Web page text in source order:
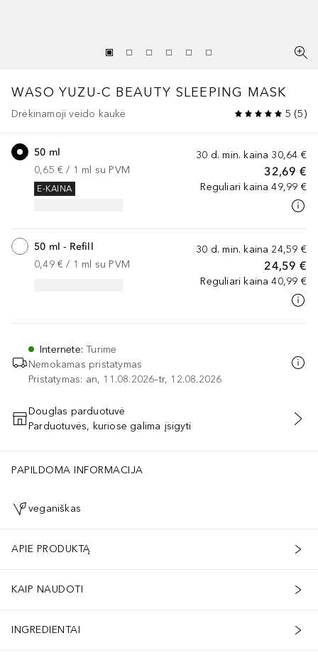
WASO YUZU-C BEAUTY SLEEPING MASK
Drėkinamoji veido kaukė 5 (5)
30 d. min. kaina 30,64 €
32,69 €
Reguliari kaina 49,99 €
50 ml
0,65 € / 1 ml su PVM
E-KAINA
30 d. min. kaina 24,59 €
24,59 €
Reguliari kaina 40,99 €
50 ml - Refill
0,49 € / 1 ml su PVM
Internete:Turime
Nemokamas pristatymas
Pristatymas: an, 11.08.2026–tr, 12.08.2026
PRIDĖTI Į KREPŠELĮ
Douglas parduotuvė
Parduotuvės, kuriose galima įsigyti
PAPILDOMA INFORMACIJA
veganiškas
APIE PRODUKTĄ
KAIP NAUDOTI
INGREDIENTAI